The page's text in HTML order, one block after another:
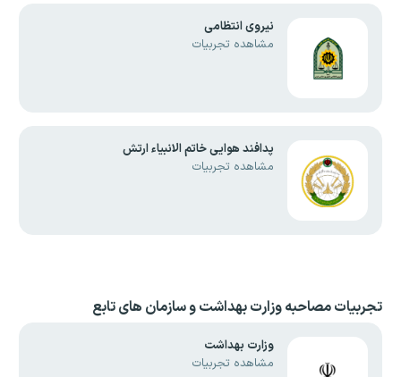
نیروی انتظامی
مشاهده تجربیات
پدافند هوایی خاتم الانبیاء ارتش
مشاهده تجربیات
تجربیات مصاحبهوزارت بهداشت و سازمان های تابع
وزارت بهداشت
مشاهده تجربیات